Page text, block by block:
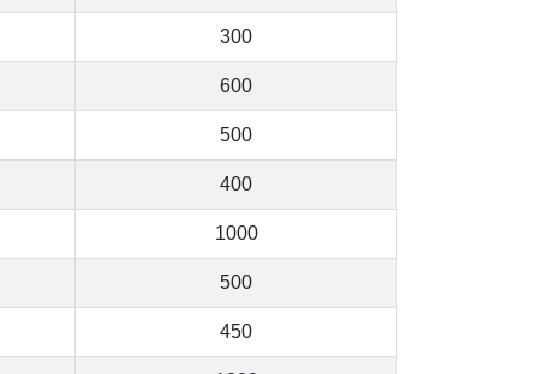
300
600
500
400
1000
500
450